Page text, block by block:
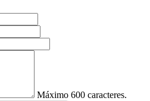
Máximo 600 caracteres.